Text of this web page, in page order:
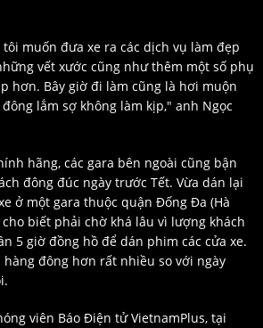
tôi muốn đưa xe ra các dịch vụ làm đẹp
vết xước cũng như thêm một số phụ
hơn. Bây giờ đi làm cũng là hơi muộn
lắm sợ không làm kịp," anh Ngọc
hãng, các gara bên ngoài cũng bận
đông đúc ngày trước Tết. Vừa dán lại
ở một gara thuộc quận Đống Đa (Hà
biết phải chờ khá lâu vì lượng khách
5 giờ đồng hồ để dán phim các cửa xe.
hàng đông hơn rất nhiều so với ngày
viên Báo Điện tử VietnamPlus, tại